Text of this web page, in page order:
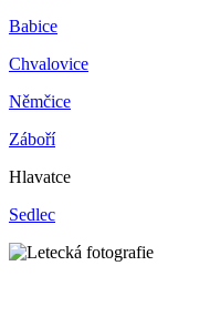
Babice
Chvalovice
Němčice
Záboří
Hlavatce
Sedlec